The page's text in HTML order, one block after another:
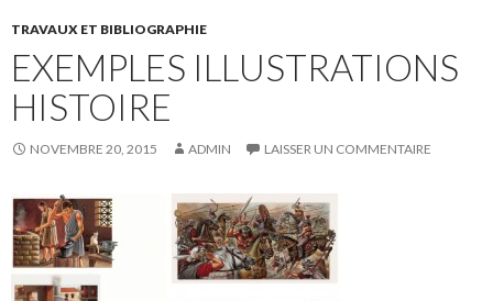
TRAVAUX ET BIBLIOGRAPHIE
EXEMPLES ILLUSTRATIONS
HISTOIRE
NOVEMBRE 20, 2015 ADMIN LAISSER UN COMMENTAIRE